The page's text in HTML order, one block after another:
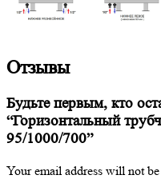
Отзывы
Будьте первым, кто
“Горизонтальный
95/1000/700”
Your email address will not be